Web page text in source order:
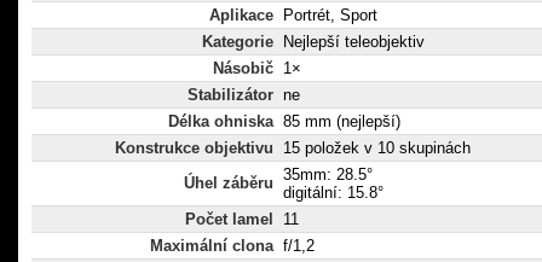
Aplikace
Portrét, Sport
Kategorie
Nejlepší teleobjektiv
Násobič 1×
Stabilizátor ne
Délka ohniska 85 mm (nejlepší)
Konstrukce objektivu
15 položek v 10 skupinách
Úhel záběru 35mm: 28.5°
digitální: 15.8°
Počet lamel
11
Maximální clona f/1,2